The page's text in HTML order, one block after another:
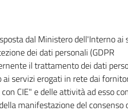
dal Ministero dell'Interno ai
dei dati personali (GDPR
il trattamento dei dati
ai servizi erogati in rete dai
CIE" e delle attività ad esso
manifestazione del consenso